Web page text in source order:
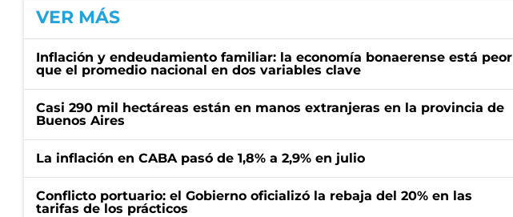
VER MÁS
Inflación y endeudamiento familiar: la economía bonaerense está peor
que el promedio nacional en dos variables clave
Casi 290 mil hectáreas están en manos extranjeras en la provincia de
Buenos Aires
La inflación en CABA pasó de 1,8% a 2,9% en julio
Conflicto portuario: el Gobierno oficializó la rebaja del 20% en las
tarifas de los prácticos